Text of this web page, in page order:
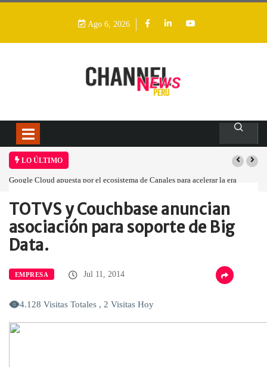
Ago 6, 2026
LO ÚLTIMO
Canales para acelerar la era Las causas del impulso al alza en el precio de
Home Empresa TOTVS y Couchbase…
TOTVS y Couchbase anuncian
asociación para soporte de Big
Data.
EMPRESA Jul 11, 2014
4.128 Visitas Totales , 2 Visitas Hoy